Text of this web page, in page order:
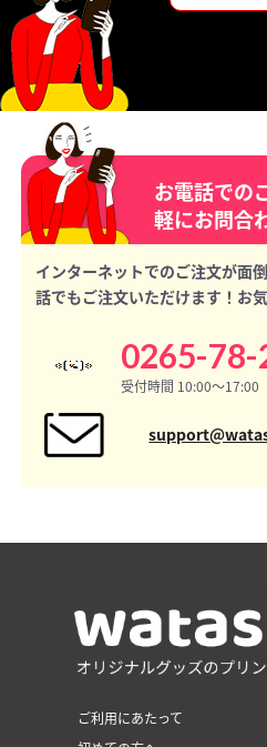
お電話での
軽にお問合
インターネットでのご注文が面
話でもご注文いただけます！お
0265-78-
受付時間 10:00〜17:00
ご利用にあたって